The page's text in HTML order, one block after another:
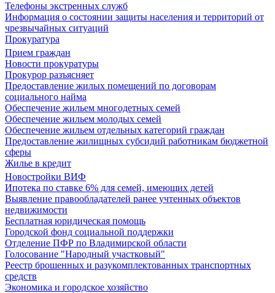
Телефоны экстренных служб
Информация о состоянии защиты населения и территорий от
чрезвычайных ситуаций
Прокуратура
Прием граждан
Новости прокуратуры
Прокурор разъясняет
Предоставление жилых помещений по договорам
социального найма
Обеспечение жильем многодетных семей
Обеспечение жильем молодых семей
Обеспечение жильем отдельных категорий граждан
Предоставление жилищных субсидий работникам бюджетной
сферы
Жилье в кредит
Новостройки ВИФ
Ипотека по ставке 6% для семей, имеющих детей
Выявление правообладателей ранее учтенных объектов
недвижимости
Бесплатная юридическая помощь
Городской фонд социальной поддержки
Отделение ПФР по Владимирской области
Голосование "Народный участковый"
Реестр брошенных и разукомплектованных транспортных
средств
Экономика и городское хозяйство